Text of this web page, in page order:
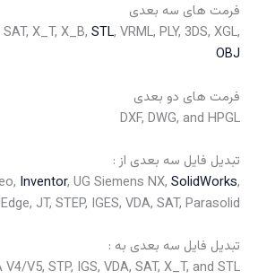
فرمت های سه بعدی
X_T, X_B, STL, VRML, PLY, 3DS, XGL,
OBJ
فرمت های دو بعدی
DXF, DWG, and HPGL
تبدیل فایل سه بعدی از :
Inventor, UG Siemens NX, SolidWorks,
JT, STEP, IGES, VDA, SAT, Parasolid
تبدیل فایل سه بعدی به :
V4/V5, STP, IGS, VDA, SAT, X_T, and STL